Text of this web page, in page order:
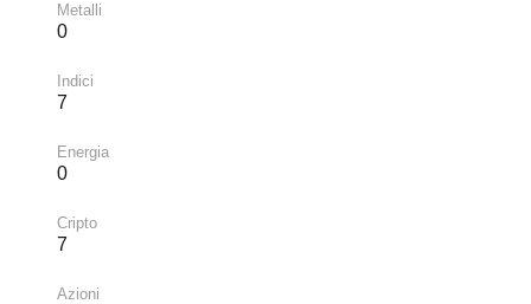
Metalli
0
Indici
7
Energia
0
Cripto
7
Azioni